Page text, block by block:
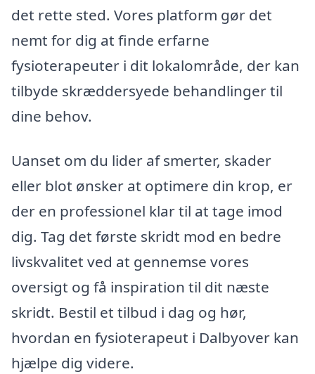
det rette sted. Vores platform gør det
nemt for dig at finde erfarne
fysioterapeuter i dit lokalområde, der kan
tilbyde skræddersyede behandlinger til
dine behov.
Uanset om du lider af smerter, skader
eller blot ønsker at optimere din krop, er
der en professionel klar til at tage imod
dig. Tag det første skridt mod en bedre
livskvalitet ved at gennemse vores
oversigt og få inspiration til dit næste
skridt. Bestil et tilbud i dag og hør,
hvordan en fysioterapeut i Dalbyover kan
hjælpe dig videre.